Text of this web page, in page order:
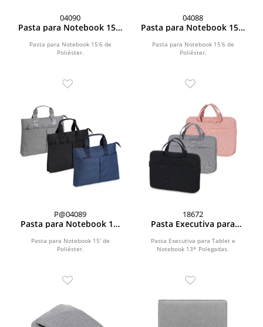
04090
Pasta para Notebook 15’6
Pasta para Notebook 15’6 de
Poliéster.
04088
Pasta para Notebook 15’6
Pasta para Notebook 15’6 de
Poliéster.
P@04089
Pasta para Notebook 15’
Pasta para Notebook 15’ de
Poliéster.
18672
Pasta Executiva para
Polegadas
Pasta Executiva para Tablet e
Notebook 13* Polegadas.